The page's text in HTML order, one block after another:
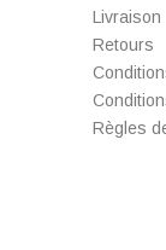
Livraison
Retours
Règles